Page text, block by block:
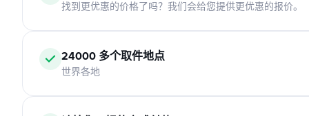
找到更优惠的价格了吗？我们会给您提供更优惠的报价。
24000 多个取件地点
世界各地